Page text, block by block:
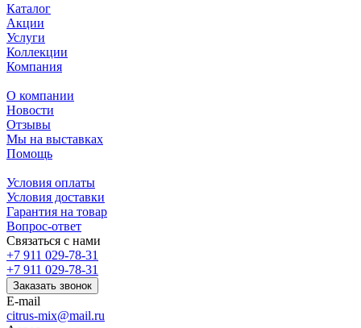
Каталог
Акции
Услуги
Коллекции
Компания
О компании
Новости
Отзывы
Мы на выставках
Помощь
Условия оплаты
Условия доставки
Гарантия на товар
Вопрос-ответ
Связаться с нами
+7 911 029-78-31
+7 911 029-78-31
Заказать звонок
E-mail
citrus-mix@mail.ru